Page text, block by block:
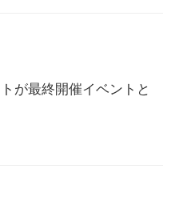
が最終開催イベントと